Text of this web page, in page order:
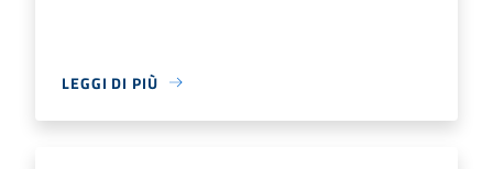
LEGGI DI PIÙ